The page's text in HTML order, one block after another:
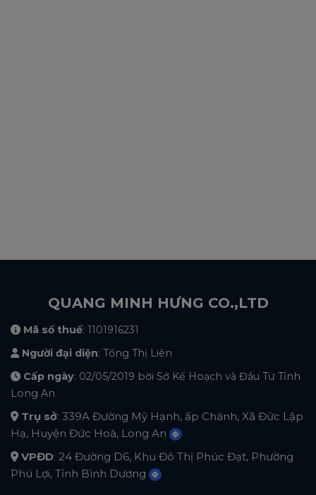
QUANG MINH HƯNG CO.,LTD
Mã số thuế: 1101916231
Người đại diện: Tống Thị Liên
Cấp ngày: 02/05/2019 bời Sở Kế Hoạch và Đầu Tư Tỉnh
Long An
Trụ sở: 339A Đường Mỹ Hạnh, ấp Chánh, Xã Đức Lập
Hạ, Huyện Đức Hoà, Long An
VPĐD: 24 Đường D6, Khu Đô Thị Phúc Đạt, Phường
Phú Lợi, Tỉnh Bình Dương